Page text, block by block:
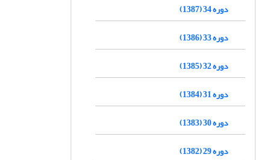
دوره 34 (1387)
دوره 33 (1386)
دوره 32 (1385)
دوره 31 (1384)
دوره 30 (1383)
دوره 29 (1382)